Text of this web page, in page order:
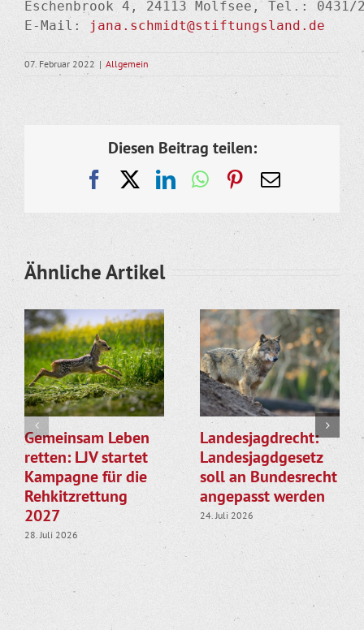
Eschenbrook 4, 24113 Molfsee, Tel.: 0431/
E-Mail:
jana.schmidt@stiftungsland.de
07. Februar 2022 | Allgemein
Diesen Beitrag teilen:
FacebookLinkedInWhatsApp
Pinterest
E-
Ähnliche Artikel
Gemeinsam Leben
retten: LJV startet
Kampagne für die
Rehkitzrettung
2027
28. Juli 2026
Landesjagdrecht:
Landesjagdgesetz
soll an Bundesrecht
angepasst werden
24. Juli 2026